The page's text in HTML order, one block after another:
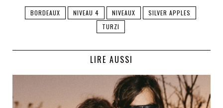
BORDEAUX NIVEAU 4 NIVEAUX
SILVER APPLES
TURZI
LIRE AUSSI